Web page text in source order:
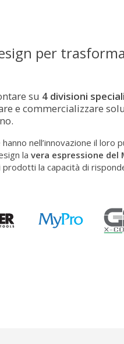
per
su 4 divisioni
e commercializzare
nell’innovazione il loro
la vera espressione del
prodotti la capacità di